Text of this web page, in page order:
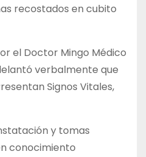
recostados en cubito
el Doctor Mingo Médico
verbalmente que
Signos Vitales,
y tomas
conocimiento